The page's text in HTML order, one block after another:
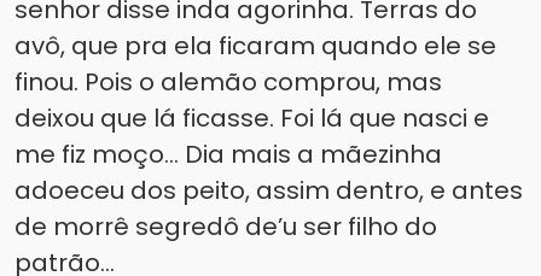
senhor disse inda agorinha. Terras do
avô, que pra ela ficaram quando ele se
finou. Pois o alemão comprou, mas
deixou que lá ficasse. Foi lá que nasci e
me fiz moço... Dia mais a mãezinha
adoeceu dos peito, assim dentro, e antes
de morrê segredô de’u ser filho do
patrão...